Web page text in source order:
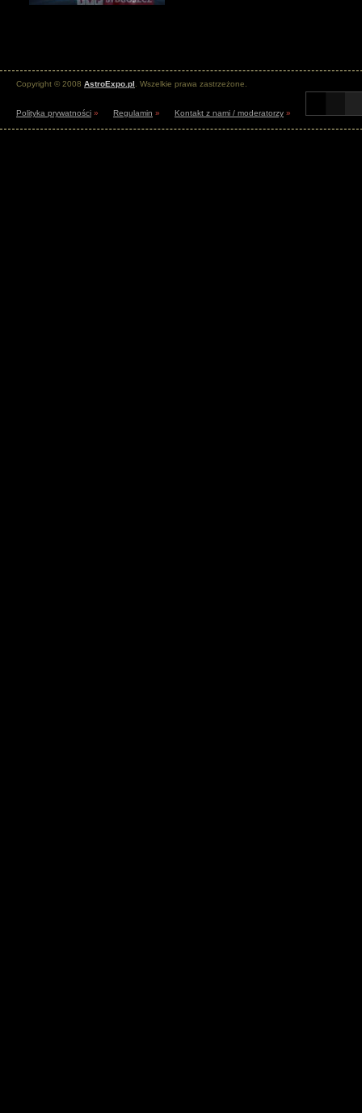
Copyright © 2008 AstroExpo.pl . Wszelkie prawa zastrzeżone.
Polityka prywatności » Regulamin » Kontakt z nami / moderatorzy »